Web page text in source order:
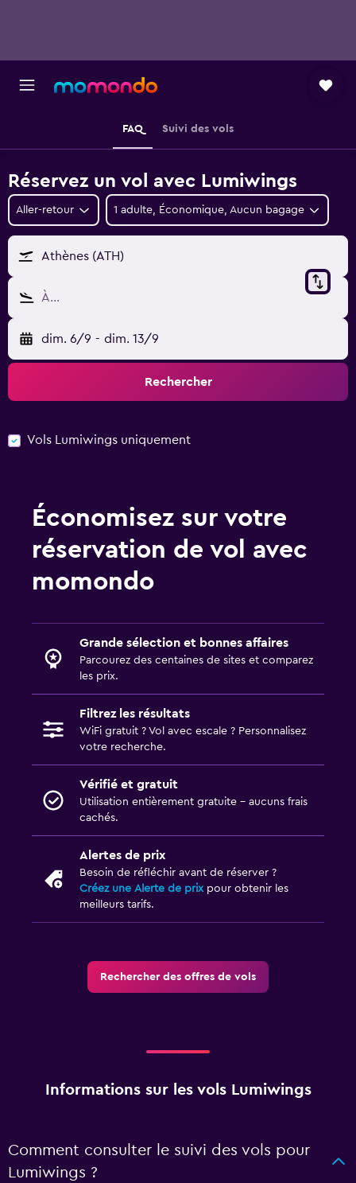
FAQ Suivi des vols
Réservez un vol avec Lumiwings
Aller-retour 1 adulte, Économique, Aucun bagage
Athènes (ATH)
À…
dim. 6/9 - dim. 13/9
Rechercher
Vols Lumiwings uniquement
Économisez sur votre
réservation de vol avec
momondo
Grande sélection et bonnes affaires
Parcourez des centaines de sites et comparez
les prix.
Filtrez les résultats
WiFi gratuit ? Vol avec escale ? Personnalisez
votre recherche.
Vérifié et gratuit
Utilisation entièrement gratuite - aucuns frais
cachés.
Alertes de prix
Besoin de réfléchir avant de réserver ?
Créez une Alerte de prix pour obtenir les
meilleurs tarifs.
Rechercher des offres de vols
Informations sur les vols Lumiwings
Comment consulter le suivi des vols pour
Lumiwings ?